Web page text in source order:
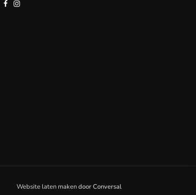
Website laten makendoorConversal